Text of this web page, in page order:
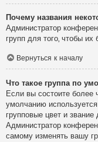
Почему названия
Администратор
групп для того, чтобы
Вернуться к началу
Что такое группа по
Если вы состоите более
умолчанию
групповые цвет и
Администратор
самому изменять вашу